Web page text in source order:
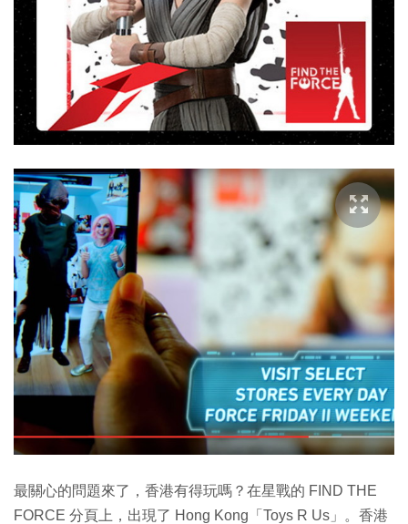
最關心的問題來了，香港有得玩嗎？在星戰的 FIND THE
FORCE 分頁上，出現了 Hong Kong「Toys R Us」。香港